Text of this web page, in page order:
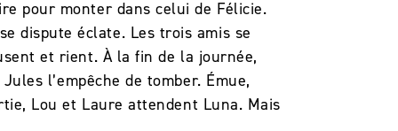
pour monter dans celui de Félicie.
dispute éclate. Les trois amis se
et rient. À la fin de la journée,
l’empêche de tomber. Émue,
Lou et Laure attendent Luna. Mais